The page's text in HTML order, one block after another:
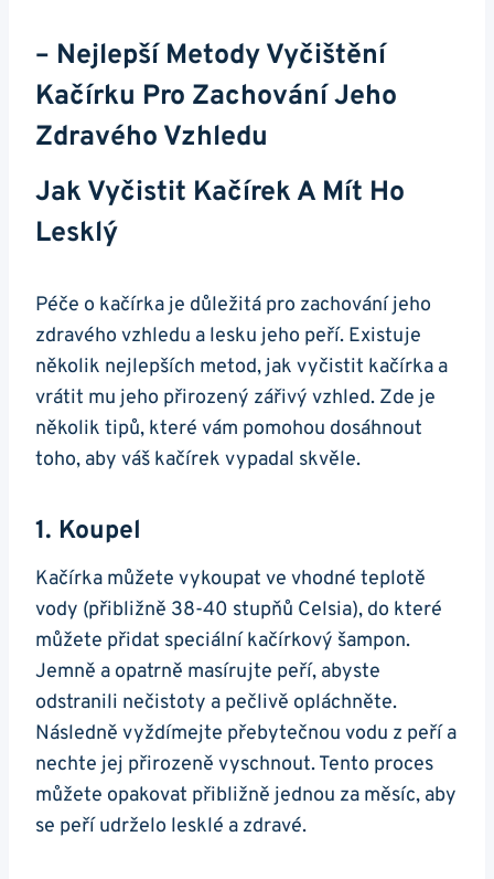
– Nejlepší Metody Vyčištění
Kačírku Pro‌ Zachování Jeho
Zdravého Vzhledu
Jak Vyčistit ‍kačírek A Mít Ho
Lesklý
Péče o‍ kačírka ‍je důležitá pro‌ zachování jeho
zdravého ⁣vzhledu a lesku jeho peří. Existuje
⁢několik nejlepších metod, jak vyčistit kačírka​ a
vrátit mu jeho⁢ přirozený zářivý vzhled. Zde je
⁣několik tipů, které vám pomohou⁢ dosáhnout
toho, aby⁤ váš kačírek ‍vypadal ‌skvěle.
1. Koupel
Kačírka můžete‌ vykoupat ve vhodné teplotě
vody ‍(přibližně 38-40⁢ stupňů Celsia), do které
můžete přidat speciální kačírkový šampon.
Jemně a​ opatrně ⁣masírujte ⁤peří, abyste
odstranili nečistoty a pečlivě opláchněte.
Následně vyždímejte přebytečnou vodu z⁣ peří a
nechte jej přirozeně vyschnout. Tento proces
můžete opakovat přibližně jednou za měsíc, ‍aby
se peří ‍udrželo lesklé⁣ a ‍zdravé.